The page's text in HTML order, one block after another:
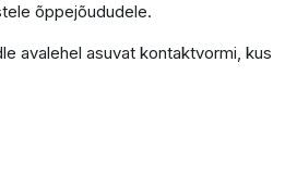
õppejõududele.
avalehel asuvat kontaktvormi, kus